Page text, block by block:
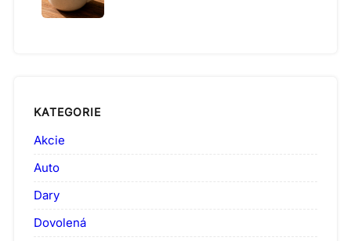
KATEGORIE
Akcie
Auto
Dary
Dovolená